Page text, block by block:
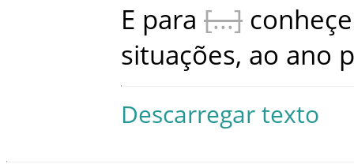
E para
situações, ao ano
Descarregar texto